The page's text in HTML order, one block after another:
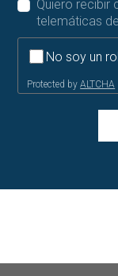
Quiero recibir
telemáticas
No soy un
Protected byALTCHA